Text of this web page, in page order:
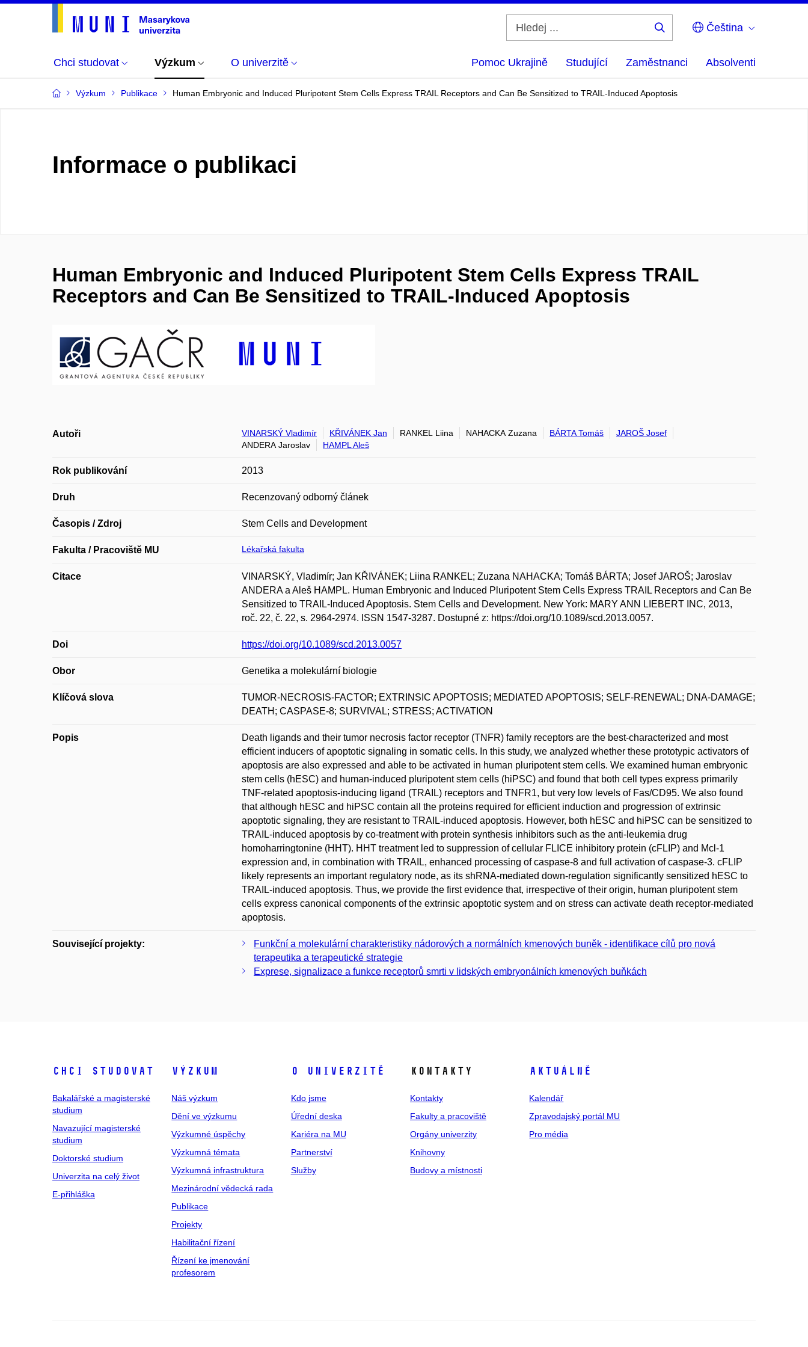
Čeština
Chci studovat Výzkum O univerzitě Pomoc Ukrajině Studující Zaměstnanci Absolventi
Výzkum Publikace Human Embryonic and Induced Pluripotent Stem Cells Express TRAIL Receptors and Can Be Sensitized to TRAIL-Induced Apoptosis
Informace o publikaci
Human Embryonic and Induced Pluripotent Stem Cells Express TRAIL
Receptors and Can Be Sensitized to TRAIL-Induced Apoptosis
Autoři VINARSKÝ Vladimír KŘIVÁNEK Jan RANKEL Liina NAHACKA Zuzana BÁRTA Tomáš
JAROŠ Josef
ANDERA Jaroslav
HAMPL Aleš
Rok publikování 2013
Druh Recenzovaný odborný článek
Časopis / Zdroj Stem Cells and Development
Fakulta / Pracoviště MU Lékařská fakulta
Citace
VINARSKÝ, Vladimír; Jan KŘIVÁNEK; Liina RANKEL; Zuzana NAHACKA; Tomáš BÁRTA; Josef JAROŠ; Jaroslav
ANDERA a Aleš HAMPL. Human Embryonic and Induced Pluripotent Stem Cells Express TRAIL Receptors and Can Be
Sensitized to TRAIL-Induced Apoptosis. Stem Cells and Development. New York: MARY ANN LIEBERT INC, 2013,
roč. 22, č. 22, s. 2964-2974. ISSN 1547-3287. Dostupné z: https://doi.org/10.1089/scd.2013.0057.
Doi https://doi.org/10.1089/scd.2013.0057
Obor Genetika a molekulární biologie
Klíčová slova
TUMOR-NECROSIS-FACTOR; EXTRINSIC APOPTOSIS; MEDIATED APOPTOSIS; SELF-RENEWAL; DNA-DAMAGE;
DEATH; CASPASE-8; SURVIVAL; STRESS; ACTIVATION
Popis
Death ligands and their tumor necrosis factor receptor (TNFR) family receptors are the best-characterized and most
efficient inducers of apoptotic signaling in somatic cells. In this study, we analyzed whether these prototypic activators of
apoptosis are also expressed and able to be activated in human pluripotent stem cells. We examined human embryonic
stem cells (hESC) and human-induced pluripotent stem cells (hiPSC) and found that both cell types express primarily
TNF-related apoptosis-inducing ligand (TRAIL) receptors and TNFR1, but very low levels of Fas/CD95. We also found
that although hESC and hiPSC contain all the proteins required for efficient induction and progression of extrinsic
apoptotic signaling, they are resistant to TRAIL-induced apoptosis. However, both hESC and hiPSC can be sensitized to
TRAIL-induced apoptosis by co-treatment with protein synthesis inhibitors such as the anti-leukemia drug
homoharringtonine (HHT). HHT treatment led to suppression of cellular FLICE inhibitory protein (cFLIP) and Mcl-1
expression and, in combination with TRAIL, enhanced processing of caspase-8 and full activation of caspase-3. cFLIP
likely represents an important regulatory node, as its shRNA-mediated down-regulation significantly sensitized hESC to
TRAIL-induced apoptosis. Thus, we provide the first evidence that, irrespective of their origin, human pluripotent stem
cells express canonical components of the extrinsic apoptotic system and on stress can activate death receptor-mediated
apoptosis.
Související projekty:
Funkční a molekulární charakteristiky nádorových a normálních kmenových buněk - identifikace cílů pro nová
terapeutika a terapeutické strategie
Exprese, signalizace a funkce receptorů smrti v lidských embryonálních kmenových buňkách
Chci studovat
Bakalářské a magisterské
studium
Navazující magisterské
studium
Doktorské studium
Univerzita na celý život
E-přihláška
Výzkum
Náš výzkum
Dění ve výzkumu
Výzkumné úspěchy
Výzkumná témata
Výzkumná infrastruktura
Mezinárodní vědecká rada
Publikace
Projekty
Habilitační řízení
Řízení ke jmenování
profesorem
O univerzitě
Kdo jsme
Úřední deska
Kariéra na MU
Partnerství
Služby
Kontakty
Kontakty
Fakulty a pracoviště
Orgány univerzity
Knihovny
Budovy a místnosti
Aktuálně
Kalendář
Zpravodajský portál MU
Pro média